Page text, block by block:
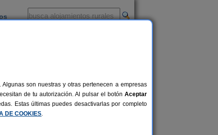
son nuestras y otras pertenecen a empresas
de tu autorización. Al pulsar el botón Aceptar
Estas últimas puedes desactivarlas por completo
DE COOKIES.